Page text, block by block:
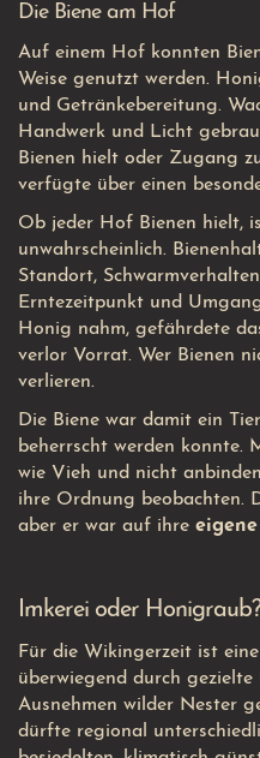
Die Biene am Hof
Auf einem Hof konnten
Weise genutzt werden.
und Getränkebereitung.
Handwerk und Licht
Bienen hielt oder Zugang
verfügte über einen
Ob jeder Hof Bienen hielt,
unwahrscheinlich.
Standort,
Erntezeitpunkt und
Honig nahm, gefährdete
verlor Vorrat. Wer Bienen
verlieren.
Die Biene war damit ein
beherrscht werden konnte.
wie Vieh und nicht
ihre Ordnung beobachten.
aber er war auf ihre
Imkerei oder Honigraub?
Für die Wikingerzeit ist
überwiegend durch
Ausnehmen wilder Nester
dürfte regional